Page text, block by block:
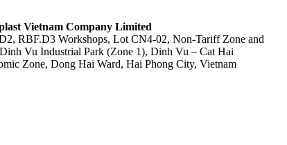
Vietnam Company Limited
RBF.D3 Workshops, Lot CN4-02, Non-Tariff Zone and
Vu Industrial Park (Zone 1), Dinh Vu – Cat Hai
Zone, Dong Hai Ward, Hai Phong City, Vietnam